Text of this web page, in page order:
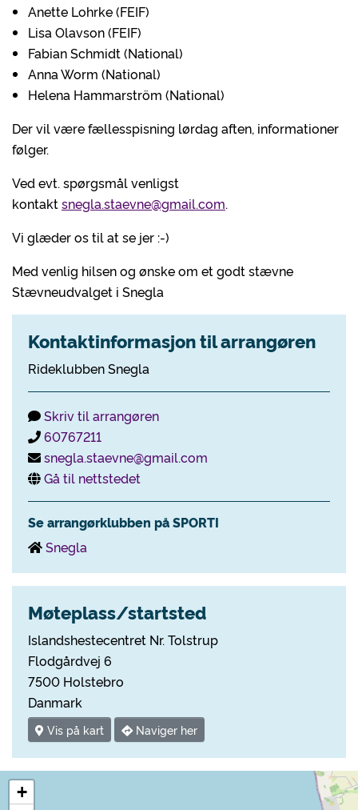
Anette Lohrke (FEIF)
Lisa Olavson (FEIF)
Fabian Schmidt (National)
Anna Worm (National)
Helena Hammarström (National)
Der vil være fællesspisning lørdag aften, informationer
følger.
Ved evt. spørgsmål venligst
kontaktsnegla.staevne@gmail.com.
Vi glæder os til at se jer :-)
Med venlig hilsen og ønske om et godt stævne
Stævneudvalget i Snegla
Kontaktinformasjon til arrangøren
Rideklubben Snegla
Skriv til arrangøren
60767211
snegla.staevne@gmail.com
Gå til nettstedet
Se arrangørklubben på SPORTI
Snegla
Møteplass/startsted
Islandshestecentret Nr. Tolstrup
Flodgårdvej 6
7500 Holstebro
Danmark
Vis på kart Naviger her
+